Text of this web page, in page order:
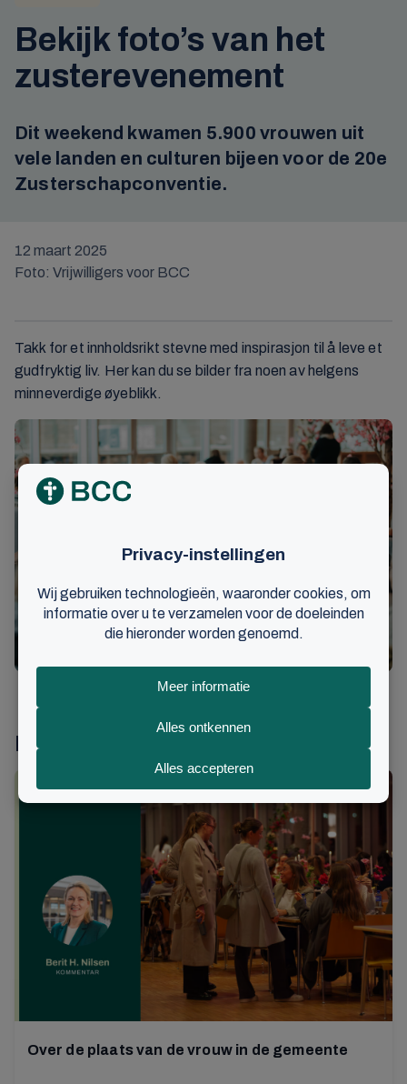
Bekijk foto’s van het
zusterevenement
Dit weekend kwamen 5.900 vrouwen uit
vele landen en culturen bijeen voor de 20e
Zusterschapconventie.
12 maart 2025
Foto: Vrijwilligers voor BCC
Takk for et innholdsrikt stevne med inspirasjon til å leve et
gudfryktig liv. Her kan du se bilder fra noen av helgens
minneverdige øyeblikk.
Lees ook
Over de plaats van de vrouw in de gemeente